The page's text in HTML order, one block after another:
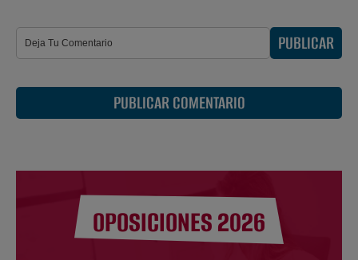
PUBLICAR
PUBLICAR COMENTARIO
OPOSICIONES 2026